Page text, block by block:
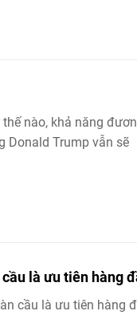
nào, khả năng
Donald Trump vẫn sẽ
là ưu tiên hàng
cầu là ưu tiên hàng